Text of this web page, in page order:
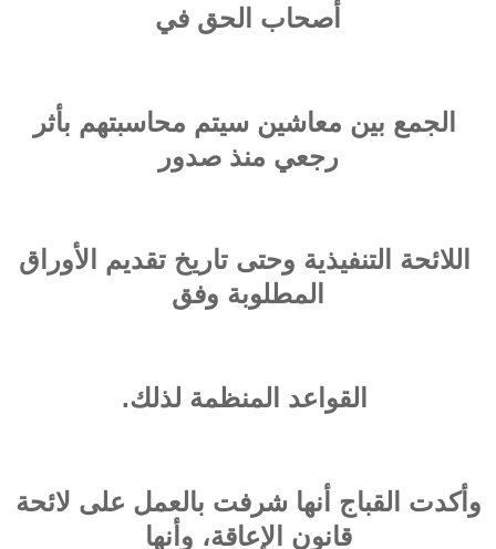
أصحاب الحق في
الجمع بين معاشين سيتم محاسبتهم بأثر
رجعي منذ صدور
اللائحة التنفيذية وحتى تاريخ تقديم الأوراق
المطلوبة وفق
القواعد المنظمة لذلك.
وأكدت القباج أنها شرفت بالعمل على لائحة
قانون الإعاقة، وأنها